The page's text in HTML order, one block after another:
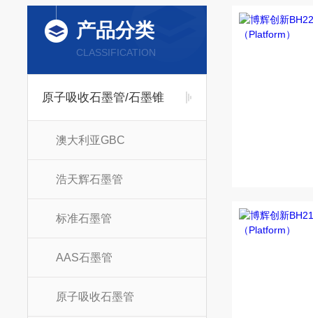
产品分类
CLASSIFICATION
原子吸收石墨管/石墨锥
澳大利亚GBC
浩天辉石墨管
标准石墨管
AAS石墨管
原子吸收石墨管